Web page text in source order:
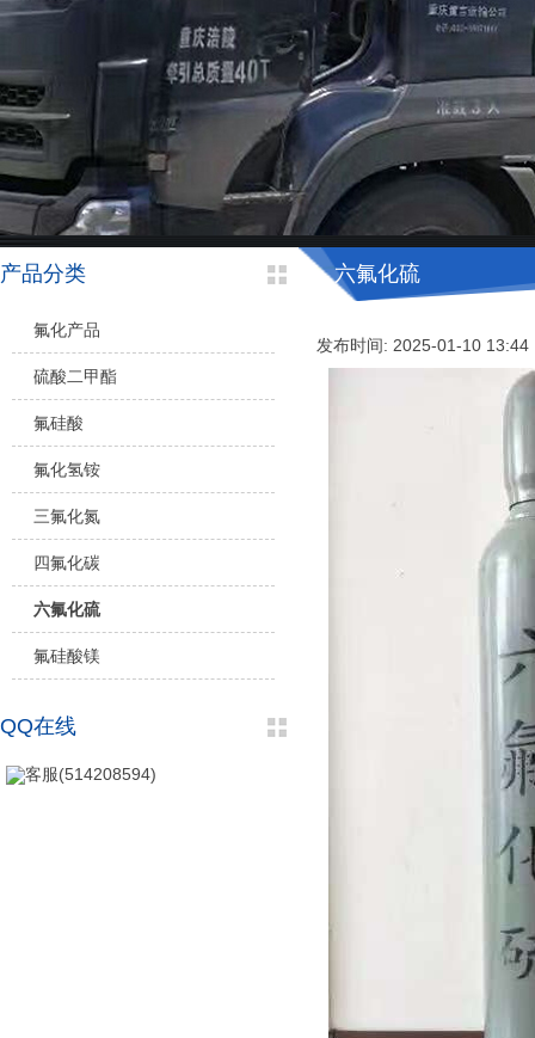
六氟化硫
发布时间: 2025-01-10 13:44
产品分类
氟化产品
硫酸二甲酯
氟硅酸
氟化氢铵
三氟化氮
四氟化碳
六氟化硫
氟硅酸镁
QQ在线
客服(514208594)